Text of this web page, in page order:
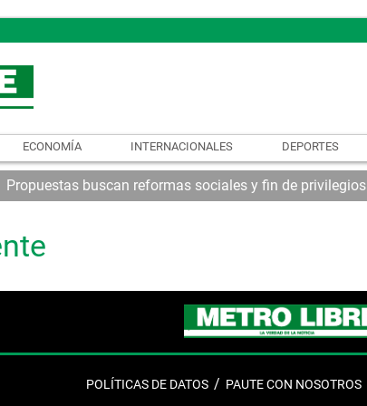
ECONOMÍA INTERNACIONALES DEPORTES
Propuestas buscan reformas sociales y fin de privilegios
POLÍTICAS DE DATOS PAUTE CON NOSOTROS